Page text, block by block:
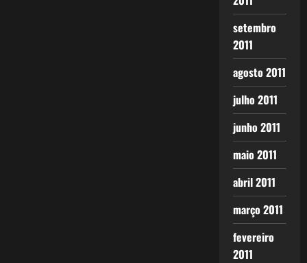
setembro
2011
agosto 2011
julho 2011
junho 2011
maio 2011
abril 2011
março 2011
fevereiro
2011